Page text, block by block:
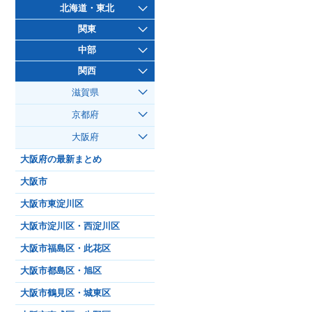
北海道・東北
関東
中部
関西
滋賀県
京都府
大阪府
大阪府の最新まとめ
大阪市
大阪市東淀川区
大阪市淀川区・西淀川区
大阪市福島区・此花区
大阪市都島区・旭区
大阪市鶴見区・城東区